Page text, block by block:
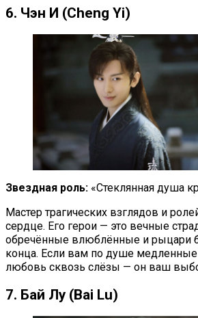
6. Чэн И (Cheng Yi)
Звездная роль: «Стеклянная душа
Мастер трагических взглядов и
сердце. Его герои — это вечные
обречённые влюблённые и рыцари
конца. Если вам по душе
любовь сквозь слёзы — он ваш
7. Бай Лу (Bai Lu)